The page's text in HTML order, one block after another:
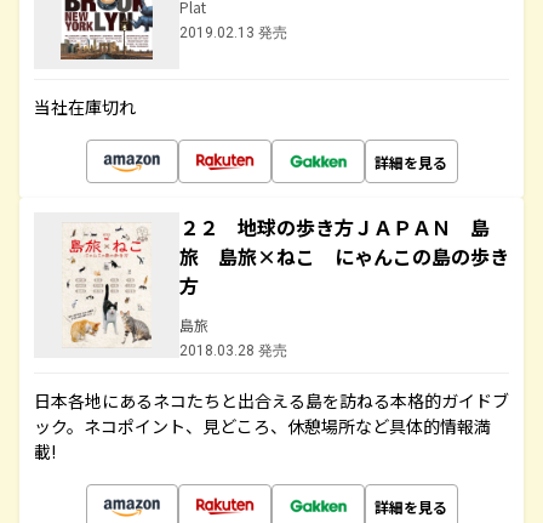
Plat
2019.02.13 発売
当社在庫切れ
詳細を見る
２２ 地球の歩き方ＪＡＰＡＮ 島
旅 島旅×ねこ にゃんこの島の歩き
方
島旅
2018.03.28 発売
日本各地にあるネコたちと出合える島を訪ねる本格的ガイドブ
ック。ネコポイント、見どころ、休憩場所など具体的情報満
載!
詳細を見る